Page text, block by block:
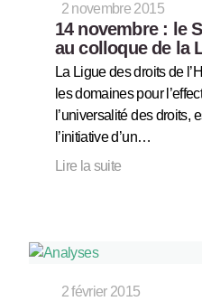
2 novembre 2015
14 novembre : le
au colloque de la
La Ligue des droits de
les domaines pour
l’universalité des droits,
l’initiative d’un…
Lire la suite
2 février 2015